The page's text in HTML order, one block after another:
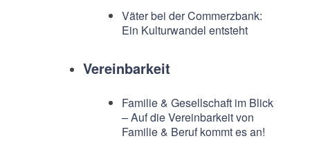
Väter bei der Commerzbank:
Ein Kulturwandel entsteht
Vereinbarkeit
Familie & Gesellschaft im Blick
– Auf die Vereinbarkeit von
Familie & Beruf kommt es an!